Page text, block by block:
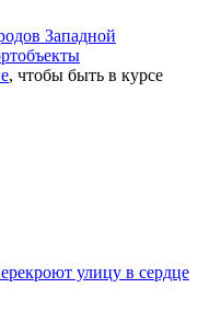
Западной
, чтобы быть в курсе
улицу в сердце